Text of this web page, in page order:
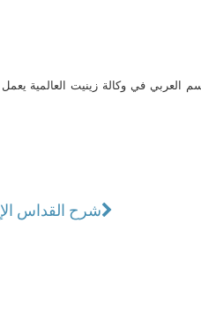
العربي في وكالة زينيت العالمية
شرح القداس